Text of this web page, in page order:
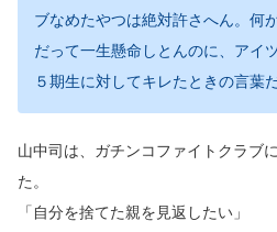
ブなめたやつは絶対許さへん。何
だって一生懸命しとんのに、アイ
５期生に対してキレたときの言葉
山中司は、ガチンコファイトクラブ
た。
「自分を捨てた親を見返したい」